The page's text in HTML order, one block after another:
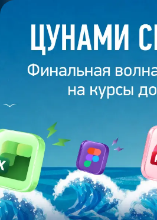
Главная /Банк слайдов /
ПРЕЗЕНТАЦИЯ 245 -
ХОЛОПИК
Моё избранное
Работа
студента